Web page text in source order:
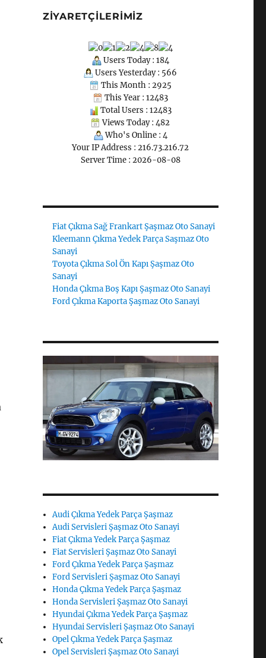
ZIYARETÇILERIMIZ
Users Today : 184
Users Yesterday : 566
This Month : 2925
This Year : 12483
Total Users : 12483
Views Today : 482
Who's Online : 4
Your IP Address : 216.73.216.72
Server Time : 2026-08-08
Fiat Çıkma Sağ Frankart Şaşmaz Oto Sanayi
Kleemann Çıkma Yedek Parça Saşmaz Oto
Sanayi
Toyota Çıkma Sol Ön Kapı Şaşmaz Oto
Sanayi
Honda Çıkma Boş Kapı Şaşmaz Oto Sanayi
Ford Çıkma Kaporta Şaşmaz Oto Sanayi
Audi Çıkma Yedek Parça Şaşmaz
Audi Servisleri Şaşmaz Oto Sanayi
Fiat Çıkma Yedek Parça Şaşmaz
Fiat Servisleri Şaşmaz Oto Sanayi
Ford Çıkma Yedek Parça Şaşmaz
Ford Servisleri Şaşmaz Oto Sanayi
Honda Çıkma Yedek Parça Şaşmaz
Honda Servisleri Şaşmaz Oto Sanayi
Hyundai Çıkma Yedek Parça Şaşmaz
Hyundai Servisleri Şaşmaz Oto Sanayi
Opel Çıkma Yedek Parça Şaşmaz
Opel Servisleri Şaşmaz Oto Sanayi